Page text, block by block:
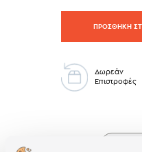
ΠΡΟΣΘΗΚΗ
Δωρεάν
Επιστροφές